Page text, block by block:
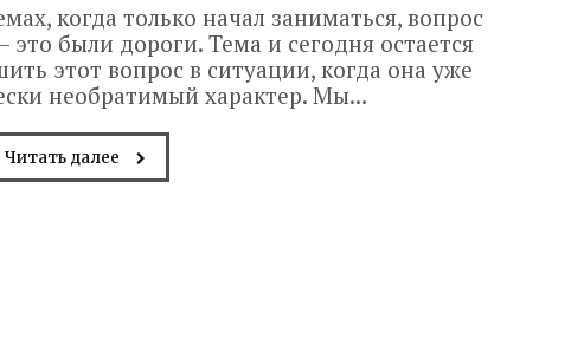
когда только начал заниматься, вопрос
были дороги. Тема и сегодня остается
этот вопрос в ситуации, когда она уже
необратимый характер. Мы...
Читать далее